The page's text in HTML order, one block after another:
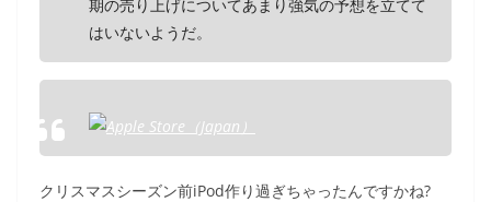
期の売り上げについてあまり強気の予想を立てて
はいないようだ。
クリスマスシーズン前iPod作り過ぎちゃったんですかね?